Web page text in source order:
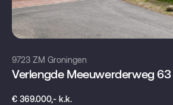
9723 ZM Groningen
Verlengde Meeuwerderweg 63
€ 369.000,- k.k.